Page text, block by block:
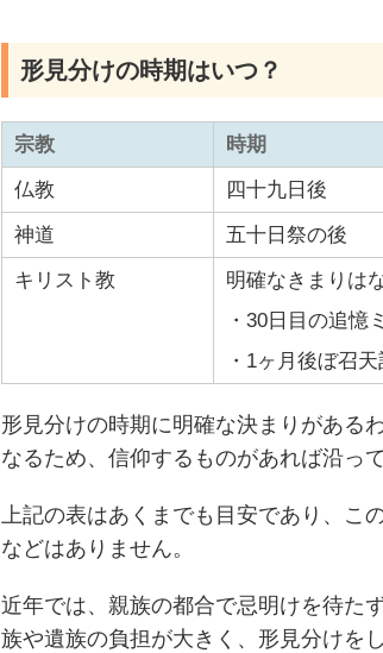
形見分けの時期はいつ？
宗教
時期
仏教
四十九日後
神道
五十日祭の後
キリスト教
明確なきまりは
・30日目の追憶
・1ヶ月後ぼ召
形見分けの時期に明確な決まりがある
なるため、信仰するものがあれば沿っ
上記の表はあくまでも目安であり、こ
などはありません。
近年では、親族の都合で忌明けを待た
族や遺族の負担が大きく、形見分けを